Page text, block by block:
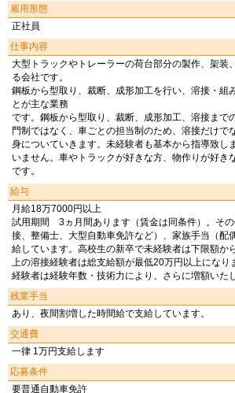
雇用形態
正社員
仕事内容
大型トラックやトレーラーの荷台部分の製作、架装
る会社です。
鋼板から型取り、裁断、成形加工を行い、溶接・組
とが主な業務
です。鋼板から型取り、裁断、成形加工、溶接まで
門制ではなく、車ごとの担当制のため、溶接だけで
身についていきます。未経験者も基本から指導致し
いません。車やトラックが好きな方、物作りが好き
です。
給与
月給18万7000円以上
試用期間 3ヵ月間あります（賃金は同条件）。そ
接、整備士、大型自動車免許など）、家族手当（配
給しています。高校生の新卒で未経験者は下限額か
上の溶接経験者は総支給額が最低20万円以上になり
経験者は経験年数・技術力により、さらに増額いた
残業手当
あり、夜間割増した時間給で支給しています。
交通費
一律 1万円支給します
応募条件
要普通自動車免許